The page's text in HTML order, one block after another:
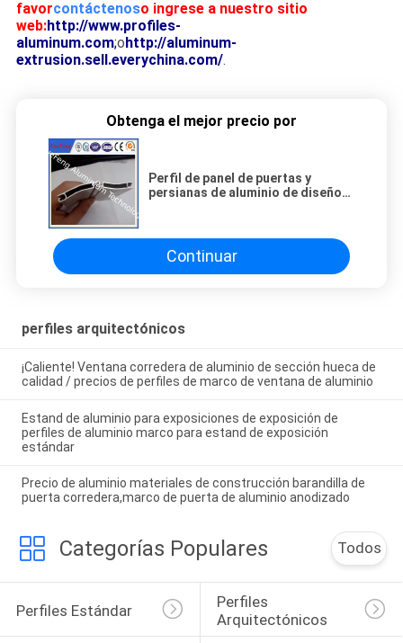
favorcontáctenoso ingrese a nuestro sitio
web:http://www.profiles-
aluminum.com;ohttp://aluminum-
extrusion.sell.everychina.com/.
Obtenga el mejor precio por
Perfil de panel de puertas y
persianas de aluminio de diseño
Continuar
perfiles arquitectónicos
¡Caliente! Ventana corredera de aluminio de sección hueca de
calidad / precios de perfiles de marco de ventana de aluminio
Estand de aluminio para exposiciones de exposición de
perfiles de aluminio marco para estand de exposición
estándar
Precio de aluminio materiales de construcción barandilla de
puerta corredera,marco de puerta de aluminio anodizado
Categorías Populares Todos
Perfiles Estándar
Perfiles
Arquitectónicos